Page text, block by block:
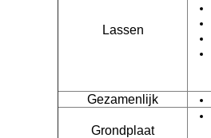
Lassen
Gezamenlijk
Grondplaat